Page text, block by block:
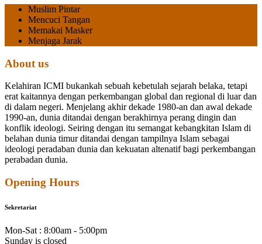
Muslim Pintar
Mencuci Tangan
Memakai Masker
Menjaga Jarak
About us
Kelahiran ICMI bukankah sebuah kebetulah sejarah belaka, tetapi
erat kaitannya dengan perkembangan global dan regional di luar dan
di dalam negeri. Menjelang akhir dekade 1980-an dan awal dekade
1990-an, dunia ditandai dengan berakhirnya perang dingin dan
konflik ideologi. Seiring dengan itu semangat kebangkitan Islam di
belahan dunia timur ditandai dengan tampilnya Islam sebagai
ideologi peradaban dunia dan kekuatan altenatif bagi perkembangan
perabadan dunia.
Opening Hours
Sekretariat
Mon-Sat : 8:00am - 5:00pm
Sunday is closed